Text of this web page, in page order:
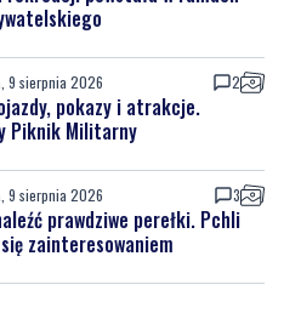
9 sierpnia 2026 2
pokazy i atrakcje.
Piknik Militarny
9 sierpnia 2026 3
prawdziwe perełki. Pchli
zainteresowaniem